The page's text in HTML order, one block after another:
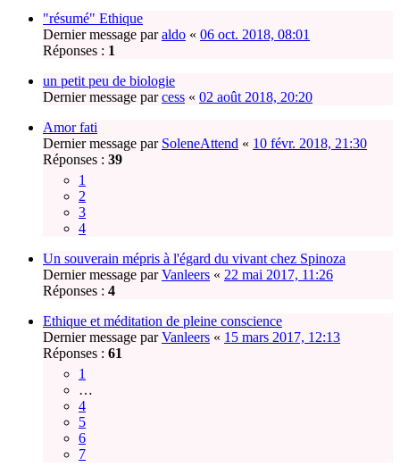
"résumé" Ethique
Dernier message paraldo « 06 oct. 2018, 08:01
Réponses : 1
un petit peu de biologie
Dernier message parcess « 02 août 2018, 20:20
Amor fati
Dernier message par SoleneAttend « 10 févr. 2018, 21:30
Réponses : 39
1
2
3
4
Un souverain mépris à l'égard du vivant chez Spinoza
Dernier message parVanleers « 22 mai 2017, 11:26
Réponses : 4
Ethique et méditation de pleine conscience
Dernier message parVanleers « 15 mars 2017, 12:13
Réponses : 61
1
…
4
5
6
7